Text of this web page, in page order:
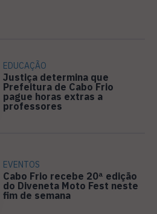
EDUCAÇÃO
Justiça determina que
Prefeitura de Cabo Frio
pague horas extras a
professores
EVENTOS
Cabo Frio recebe 20ª edição
do Diveneta Moto Fest neste
fim de semana